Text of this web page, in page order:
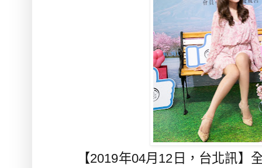
【2019年04月 12 日，台北訊】